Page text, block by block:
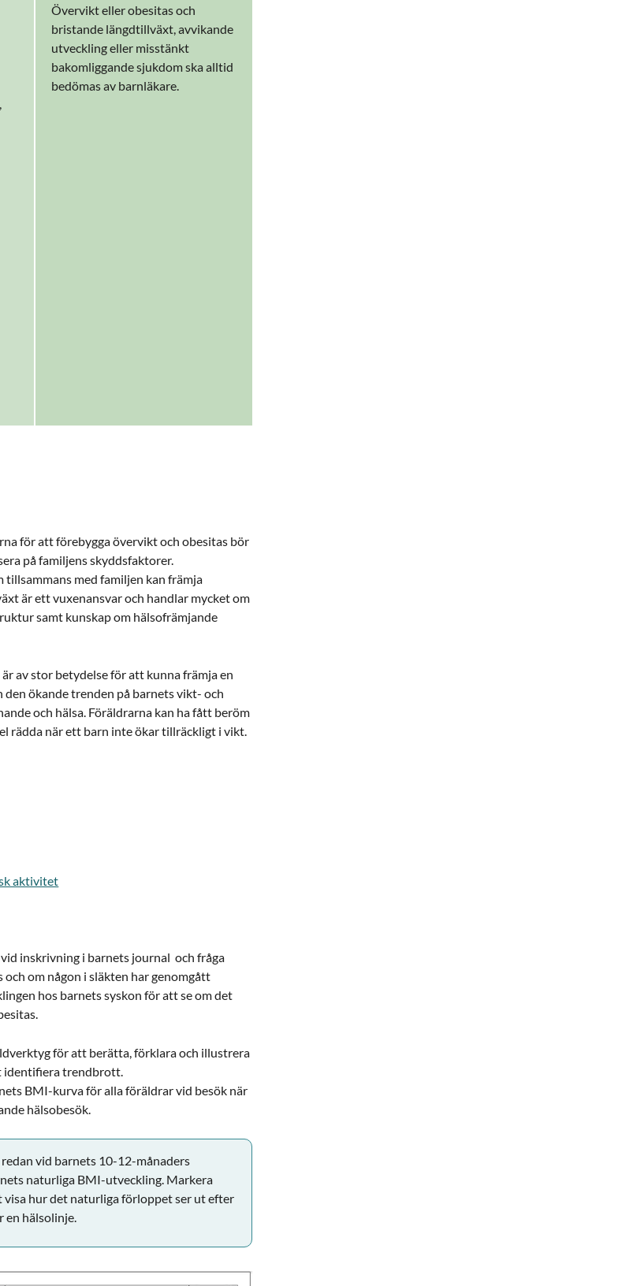
Övervikt eller obesitas och
bristande längdtillväxt, avvikande
utveckling eller misstänkt
bakomliggande sjukdom ska alltid
bedömas av barnläkare.
för att förebygga övervikt och obesitas bör
på familjens skyddsfaktorer.
tillsammans med familjen kan främja
är ett vuxenansvar och handlar mycket om
samt kunskap om hälsofrämjande
av stor betydelse för att kunna främja en
ökande trenden på barnets vikt- och
och hälsa. Föräldrarna kan ha fått beröm
rädda när ett barn inte ökar tillräckligt i vikt.
aktivitet
inskrivning i barnets journal och fråga
om någon i släkten har genomgått
hos barnets syskon för att se om det
för att berätta, förklara och illustrera
identifiera trendbrott.
BMI-kurva för alla föräldrar vid besök när
hälsobesök.
vid barnets 10-12-månaders
naturliga BMI-utveckling. Markera
visa hur det naturliga förloppet ser ut efter
en hälsolinje.